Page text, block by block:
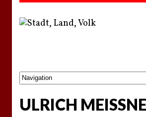
ULRICH MEISSNER